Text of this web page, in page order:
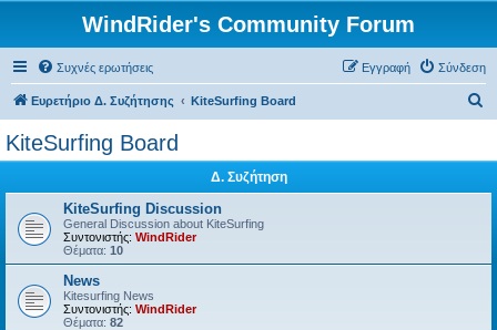
WindRider's Community Forum
Συχνές ερωτήσεις Σύνδεση
Εγγραφή
Ευρετήριο Δ. Συζήτησης KiteSurfing Board
KiteSurfing Board
Δ. Συζήτηση
KiteSurfing Discussion
General Discussion about KiteSurfing
Συντονιστής: WindRider
Θέματα: 10
News
Kitesurfing News
Συντονιστής: WindRider
Θέματα: 82